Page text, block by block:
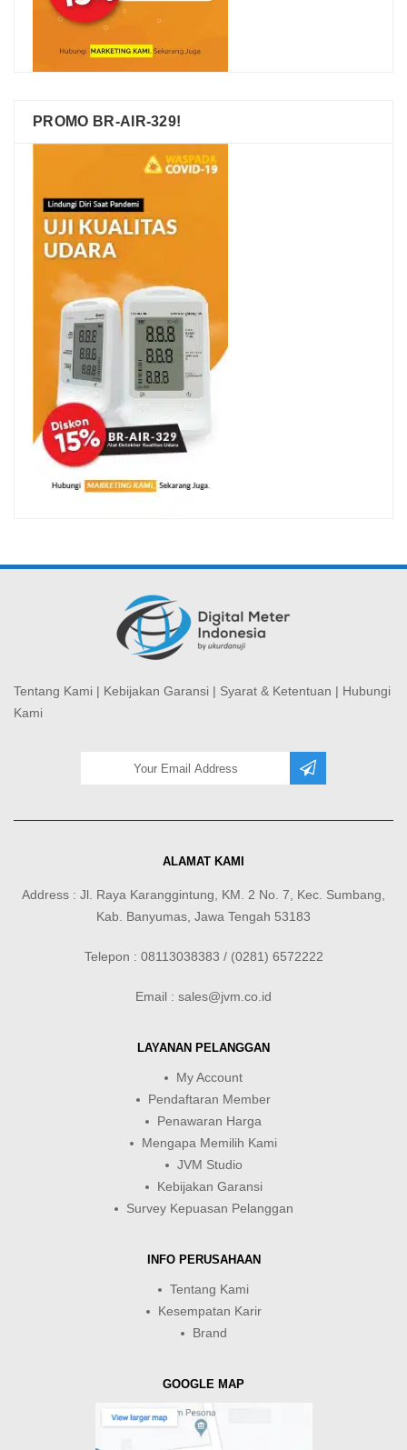
PROMO BR-AIR-329!
Tentang Kami | Kebijakan Garansi | Syarat & Ketentuan | Hubungi
Kami
ALAMAT KAMI
Address : Jl. Raya Karanggintung, KM. 2 No. 7, Kec. Sumbang,
Kab. Banyumas, Jawa Tengah 53183
Telepon : 08113038383 / (0281) 6572222
Email : sales@jvm.co.id
LAYANAN PELANGGAN
My Account
Pendaftaran Member
Penawaran Harga
Mengapa Memilih Kami
JVM Studio
Kebijakan Garansi
Survey Kepuasan Pelanggan
INFO PERUSAHAAN
Tentang Kami
Kesempatan Karir
Brand
GOOGLE MAP